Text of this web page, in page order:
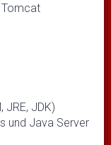
Tomcat
JRE, JDK)
und Java Server